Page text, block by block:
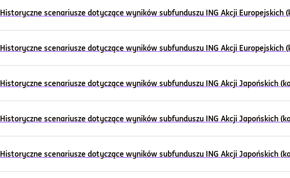
Historyczne scenariusze dotyczące wyników subfunduszu ING Akcji Europejskich
Historyczne scenariusze dotyczące wyników subfunduszu ING Akcji Europejskich
Historyczne scenariusze dotyczące wyników subfunduszu ING Akcji Japońskich
Historyczne scenariusze dotyczące wyników subfunduszu ING Akcji Japońskich
Historyczne scenariusze dotyczące wyników subfunduszu ING Akcji Japońskich